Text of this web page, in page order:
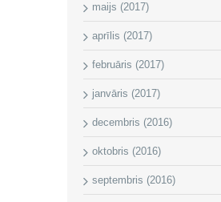
maijs (2017)
aprīlis (2017)
februāris (2017)
janvāris (2017)
decembris (2016)
oktobris (2016)
septembris (2016)